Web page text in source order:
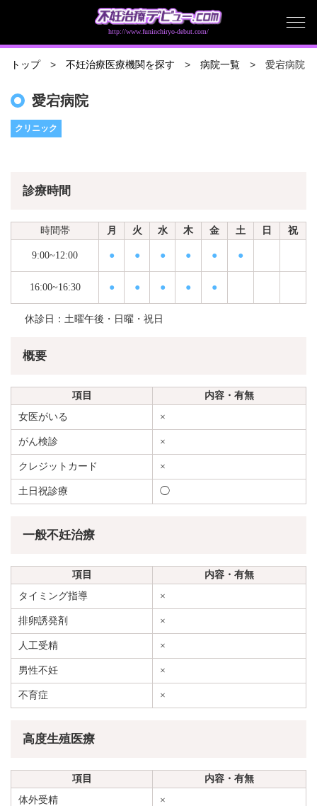
http://www.funinchiryo-debut.com/
トップ 不妊治療医療機関を探す 病院一覧 愛宕病院
愛宕病院
クリニック
診療時間
時間帯 月 火 水 木 金 土 日 祝
9:00~12:00 ● ● ● ● ● ●
16:00~16:30 ● ● ● ● ●
休診日：土曜午後・日曜・祝日
概要
項目
内容・有無
女医がいる
×
がん検診 ×
クレジットカード ×
土日祝診療 ◯
一般不妊治療
項目
内容・有無
タイミング指導
×
排卵誘発剤 ×
人工受精 ×
男性不妊 ×
不育症 ×
高度生殖医療
項目
内容・有無
体外受精
×